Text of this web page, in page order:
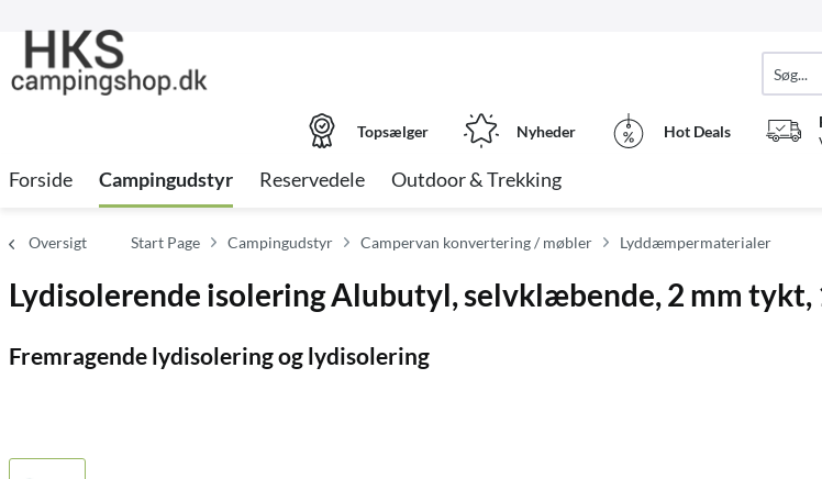
Topsælger Nyheder Hot Deals
Forside Campingudstyr Reservedele Outdoor & Trekking
Oversigt Start Page Campingudstyr Campervan konvertering / møbler Lyddæmpermaterialer
Lydisolerende isolering Alubutyl, selvklæbende, 2 mm tykt,
Fremragende lydisolering og lydisolering